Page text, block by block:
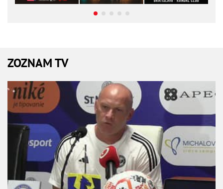
ZOZNAM TV